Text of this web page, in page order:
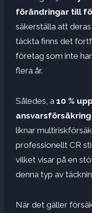
förändringar till
säkerställa att
täckta finns det
företag som inte
flera år.
Således, a 10 %
ansvarsförsäkring
liknar
professionellt CR
vilket visar på en
denna typ av
När det gäller